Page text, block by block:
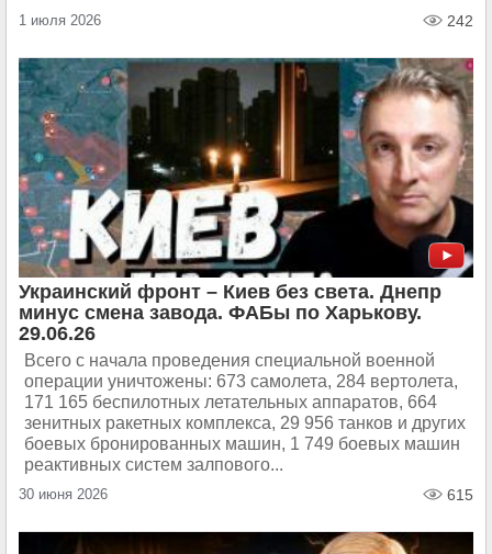
1 июля 2026 242
Украинский фронт – Киев без света. Днепр
минус смена завода. ФАБы по Харькову.
29.06.26
Всего с начала проведения специальной военной
операции уничтожены: 673 самолета, 284 вертолета,
171 165 беспилотных летательных аппаратов, 664
зенитных ракетных комплекса, 29 956 танков и других
боевых бронированных машин, 1 749 боевых машин
реактивных систем залпового...
30 июня 2026 615